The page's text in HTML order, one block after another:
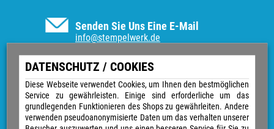
DATENSCHUTZ / COOKIES
Diese Webseite verwendet Cookies, um Ihnen den bestmöglichen
Service zu gewährleisten. Einige sind erforderliche um das
grundlegenden Funktionieren des Shops zu gewährleiten. Andere
verwenden pseudoanonymisierte Daten um das verhalten unserer
Senden Sie Uns Eine E-Mail
info@stempelwerk.de
Informationen
Vertrag widerrufen
Kontakt
Über uns
Impressum